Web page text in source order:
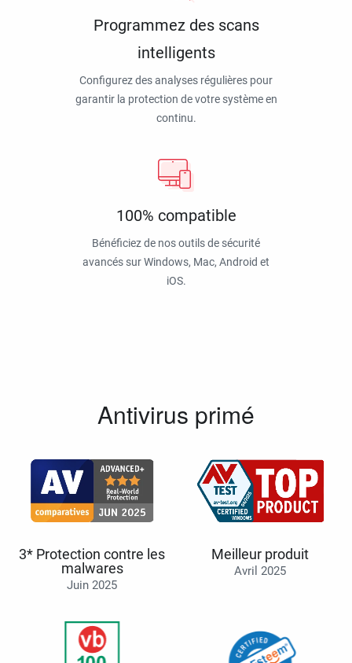
Programmez des scans
intelligents
Configurez des analyses régulières pour
garantir la protection de votre système en
continu.
100% compatible
Bénéficiez de nos outils de sécurité
avancés sur Windows, Mac, Android et
iOS.
Antivirus primé
3* Protection contre les
malwares
Juin 2025
Meilleur produit
Avril 2025